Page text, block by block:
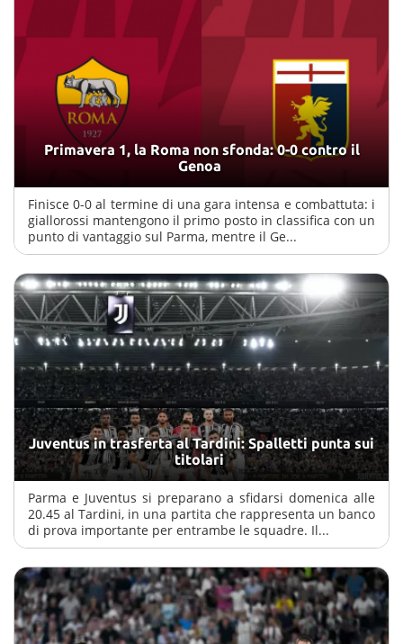
Primavera 1, la Roma non sfonda: 0-0 contro il
Genoa
Finisce 0-0 al termine di una gara intensa e combattuta: i
giallorossi mantengono il primo posto in classifica con un
punto di vantaggio sul Parma, mentre il Ge...
Juventus in trasferta al Tardini: Spalletti punta sui
titolari
Parma e Juventus si preparano a sfidarsi domenica alle
20.45 al Tardini, in una partita che rappresenta un banco
di prova importante per entrambe le squadre. Il...